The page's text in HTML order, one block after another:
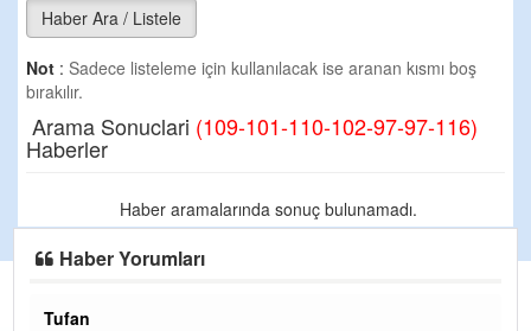
Haber Ara / Listele
Not : Sadece listeleme için kullanılacak ise aranan kısmı boş
bırakılır.
Arama Sonuclari (109-101-110-102-97-97-116)
Haberler
Haber aramalarında sonuç bulunamadı.
Haber Yorumları
Tufan